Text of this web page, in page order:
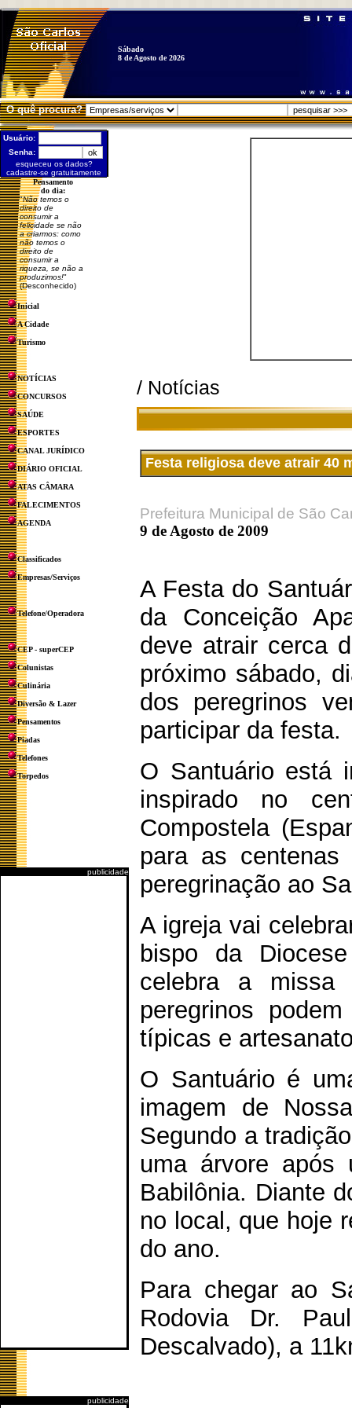
Sábado
8 de Agosto de 2026
O quê procura?
Usuário:
Senha:
esqueceu os dados?
cadastre-se gratuitamente
Pensamento
do dia:
"Não temos o
direito de
consumir a
felicidade se não
a criarmos: como
não temos o
direito de
consumir a
riqueza, se não a
produzimos!"
(Desconhecido)
Inicial
A Cidade
Turismo
NOTÍCIAS
CONCURSOS
SAÚDE
ESPORTES
CANAL JURÍDICO
DIÁRIO OFICIAL
ATAS CÂMARA
FALECIMENTOS
AGENDA
Classificados
Empresas/Serviços
Telefone/Operadora
CEP - superCEP
Colunistas
Culinária
Diversão & Lazer
Pensamentos
Piadas
Telefones
Torpedos
publicidade
publicidade
/ Notícias
Festa religiosa deve atrair 40
Prefeitura Municipal de São
9 de Agosto de 2009
A Festa do
da Conceição
deve atrair cerca
próximo sábado,
dos peregrinos
participar da festa.
O Santuário está
inspirado no
Compostela
para as
peregrinação ao
A igreja vai
bispo da
celebra a
peregrinos
típicas e
O Santuário é
imagem de
Segundo a
uma árvore após
Babilônia. Diante
no local, que hoje
do ano.
Para chegar ao
Rodovia Dr.
Descalvado), a